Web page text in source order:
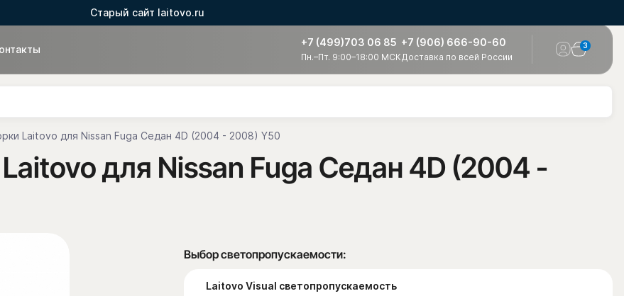
Старый сайт laitovo.ru
+7 (499)703 06 85
Пн.–Пт. 9:00–18:00 МСК
+7 (906) 666-90-60
Доставка по всей России
3
Laitovo для Nissan Fuga Седан 4D (2004 - 2008) Y50
для Nissan Fuga Седан 4D (2004 -
Выбор светопропускаемости:
Laitovo Visual светопропускаемость